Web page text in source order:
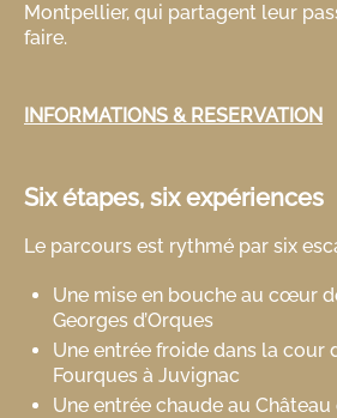
Montpellier, qui partagent leur
faire.
INFORMATIONS & RESERVATION
Six étapes, six expériences
Le parcours est rythmé par six
Une mise en bouche au cœur
Georges d’Orques
Une entrée froide dans la cour
Fourques à Juvignac
Une entrée chaude au Château